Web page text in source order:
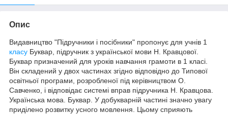
Опис
Видавництво "Підручники і посібники" пропонує для учнів 1
класу Буквар, підручник з української мови Н. Кравцової.
Буквар призначений для уроків навчання грамоти в 1 класі.
Він складений у двох частинах згідно відповідно до Типової
освітньої програми, розробленої під керівництвом О.
Савченко, і відповідає системі вправ підручника Н. Кравцова.
Українська мова. Буквар. У добукварній частині значно увагу
приділено розвитку усного мовлення. Цьому сприяють